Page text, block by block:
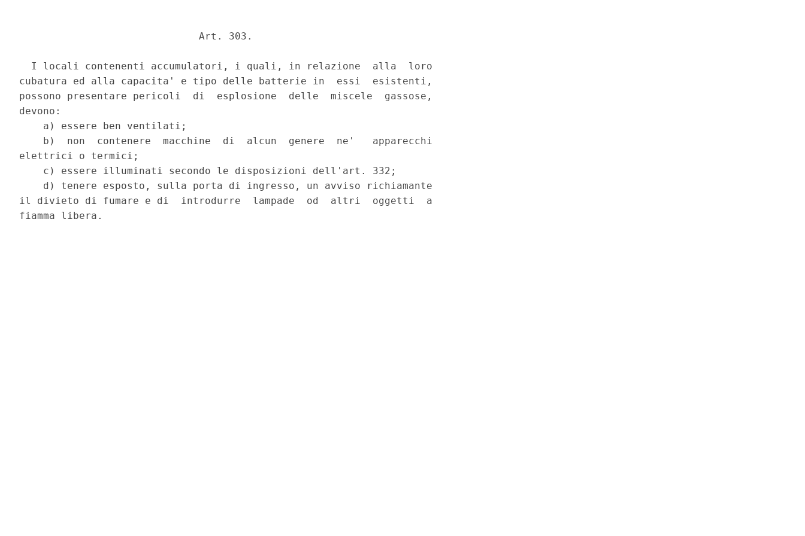
                              Art. 303.
  I locali contenenti accumulatori, i quali, in relazione  alla  loro
cubatura ed alla capacita' e tipo delle batterie in  essi  esistenti,
possono presentare pericoli  di  esplosione  delle  miscele  gassose,
devono:
    a) essere ben ventilati;
    b)  non  contenere  macchine  di  alcun  genere  ne'   apparecchi
elettrici o termici;
    c) essere illuminati secondo le disposizioni dell'art. 332;
    d) tenere esposto, sulla porta di ingresso, un avviso richiamante
il divieto di fumare e di  introdurre  lampade  od  altri  oggetti  a